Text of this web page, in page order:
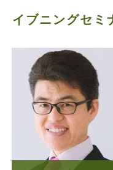
イブニングセミ